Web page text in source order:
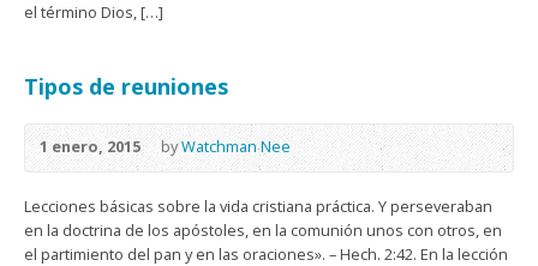
el término Dios, […]
Tipos de reuniones
1 enero, 2015 byWatchman Nee
Lecciones básicas sobre la vida cristiana práctica. Y perseveraban
en la doctrina de los apóstoles, en la comunión unos con otros, en
el partimiento del pan y en las oraciones». – Hech. 2:42. En la lección